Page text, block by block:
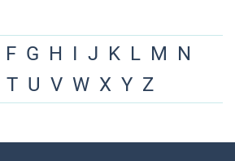
F G H I J K L M N
T U V W X Y Z